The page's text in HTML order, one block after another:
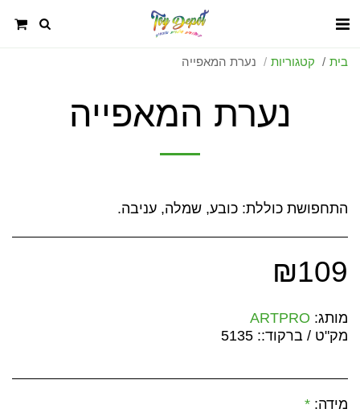
בית קטגוריות נערת המאפייה
נערת המאפייה
התחפושת כוללת: כובע, שמלה, עניבה.
₪109
מותג: ARTPRO
מק"ט / ברקוד:: 5135
מידה: *